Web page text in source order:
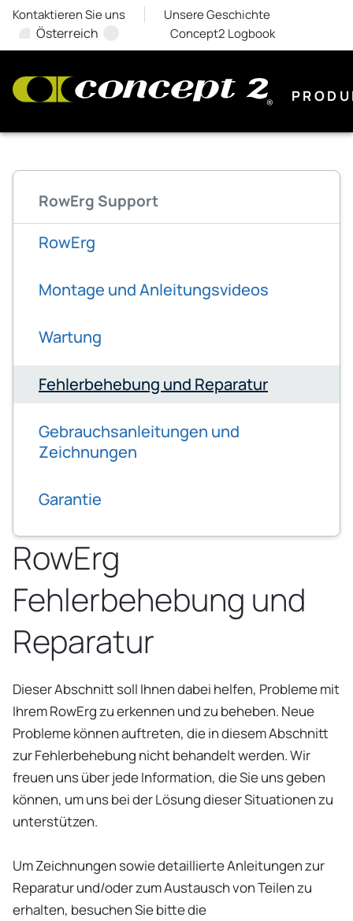
Kontaktieren Sie uns Unsere Geschichte
Österreich Concept2 Logbook
RowErg Support
RowErg
Montage und Anleitungsvideos
Wartung
Fehlerbehebung und Reparatur
Gebrauchsanleitungen und
Zeichnungen
Garantie
RowErg
Fehlerbehebung und
Reparatur
Dieser Abschnitt soll Ihnen dabei helfen, Probleme mit
Ihrem RowErg zu erkennen und zu beheben. Neue
Probleme können auftreten, die in diesem Abschnitt
zur Fehlerbehebung nicht behandelt werden. Wir
freuen uns über jede Information, die Sie uns geben
können, um uns bei der Lösung dieser Situationen zu
unterstützen.
Um Zeichnungen sowie detaillierte Anleitungen zur
Reparatur und/oder zum Austausch von Teilen zu
erhalten, besuchen Sie bitte die